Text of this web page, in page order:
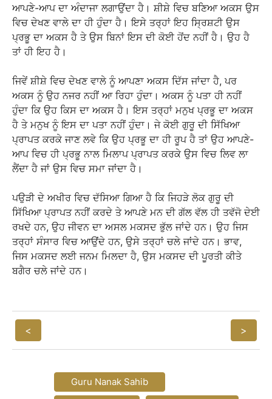
ਆਪਣੇ-ਆਪ ਦਾ ਅੰਦਾਜਾ ਲਗਾਉਂਦਾ ਹੈ। ਸ਼ੀਸ਼ੇ ਵਿਚ ਬਣਿਆ ਅਕਸ ਉਸ
ਵਿਚ ਦੇਖਣ ਵਾਲੇ ਦਾ ਹੀ ਹੁੰਦਾ ਹੈ। ਇਸੇ ਤਰ੍ਹਾਂ ਇਹ ਸ੍ਰਿਸ਼ਟੀ ਉਸ
ਪ੍ਰਭੂ ਦਾ ਅਕਸ ਹੈ ਤੇ ਉਸ ਬਿਨਾਂ ਇਸ ਦੀ ਕੋਈ ਹੋਂਦ ਨਹੀਂ ਹੈ। ਉਹ ਹੈ
ਤਾਂ ਹੀ ਇਹ ਹੈ।
ਜਿਵੇਂ ਸ਼ੀਸ਼ੇ ਵਿਚ ਦੇਖਣ ਵਾਲੇ ਨੂੰ ਆਪਣਾ ਅਕਸ ਦਿੱਸ ਜਾਂਦਾ ਹੈ, ਪਰ
ਅਕਸ ਨੂੰ ਉਹ ਨਜਰ ਨਹੀਂ ਆ ਰਿਹਾ ਹੁੰਦਾ। ਅਕਸ ਨੂੰ ਪਤਾ ਹੀ ਨਹੀਂ
ਹੁੰਦਾ ਕਿ ਉਹ ਕਿਸ ਦਾ ਅਕਸ ਹੈ। ਇਸ ਤਰ੍ਹਾਂ ਮਨੁਖ ਪ੍ਰਭੂ ਦਾ ਅਕਸ
ਹੈ ਤੇ ਮਨੁਖ ਨੂੰ ਇਸ ਦਾ ਪਤਾ ਨਹੀਂ ਹੁੰਦਾ। ਜੇ ਕੋਈ ਗੁਰੂ ਦੀ ਸਿੱਖਿਆ
ਪ੍ਰਾਪਤ ਕਰਕੇ ਜਾਣ ਲਵੇ ਕਿ ਉਹ ਪ੍ਰਭੂ ਦਾ ਹੀ ਰੂਪ ਹੈ ਤਾਂ ਉਹ ਆਪਣੇ-
ਆਪ ਵਿਚ ਹੀ ਪ੍ਰਭੂ ਨਾਲ ਮਿਲਾਪ ਪ੍ਰਾਪਤ ਕਰਕੇ ਉਸ ਵਿਚ ਲਿਵ ਲਾ
ਲੈਂਦਾ ਹੈ ਜਾਂ ਉਸ ਵਿਚ ਸਮਾ ਜਾਂਦਾ ਹੈ।
ਪਉੜੀ ਦੇ ਅਖੀਰ ਵਿਚ ਦੱਸਿਆ ਗਿਆ ਹੈ ਕਿ ਜਿਹੜੇ ਲੋਕ ਗੁਰੂ ਦੀ
ਸਿੱਖਿਆ ਪ੍ਰਾਪਤ ਨਹੀਂ ਕਰਦੇ ਤੇ ਆਪਣੇ ਮਨ ਦੀ ਗੱਲ ਵੱਲ ਹੀ ਤਵੱਜੋ ਦੇਈ
ਰਖਦੇ ਹਨ, ਉਹ ਜੀਵਨ ਦਾ ਅਸਲ ਮਕਸਦ ਭੁੱਲ ਜਾਂਦੇ ਹਨ। ਉਹ ਜਿਸ
ਤਰ੍ਹਾਂ ਸੰਸਾਰ ਵਿਚ ਆਉਂਦੇ ਹਨ, ਉਸੇ ਤਰ੍ਹਾਂ ਚਲੇ ਜਾਂਦੇ ਹਨ। ਭਾਵ,
ਜਿਸ ਮਕਸਦ ਲਈ ਜਨਮ ਮਿਲਦਾ ਹੈ, ਉਸ ਮਕਸਦ ਦੀ ਪੂਰਤੀ ਕੀਤੇ
ਬਗੈਰ ਚਲੇ ਜਾਂਦੇ ਹਨ।
< >
Guru Nanak Sahib